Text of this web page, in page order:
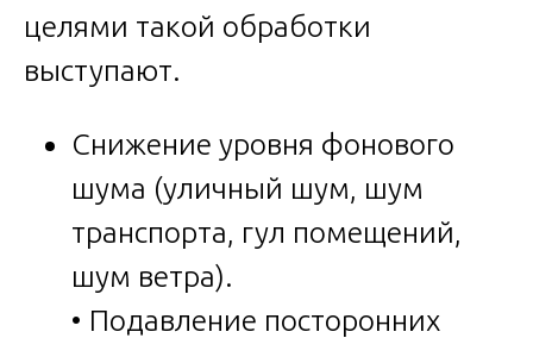
целями такой обработки
выступают.
Снижение уровня фонового
шума (уличный шум, шум
транспорта, гул помещений,
шум ветра).
• Подавление посторонних